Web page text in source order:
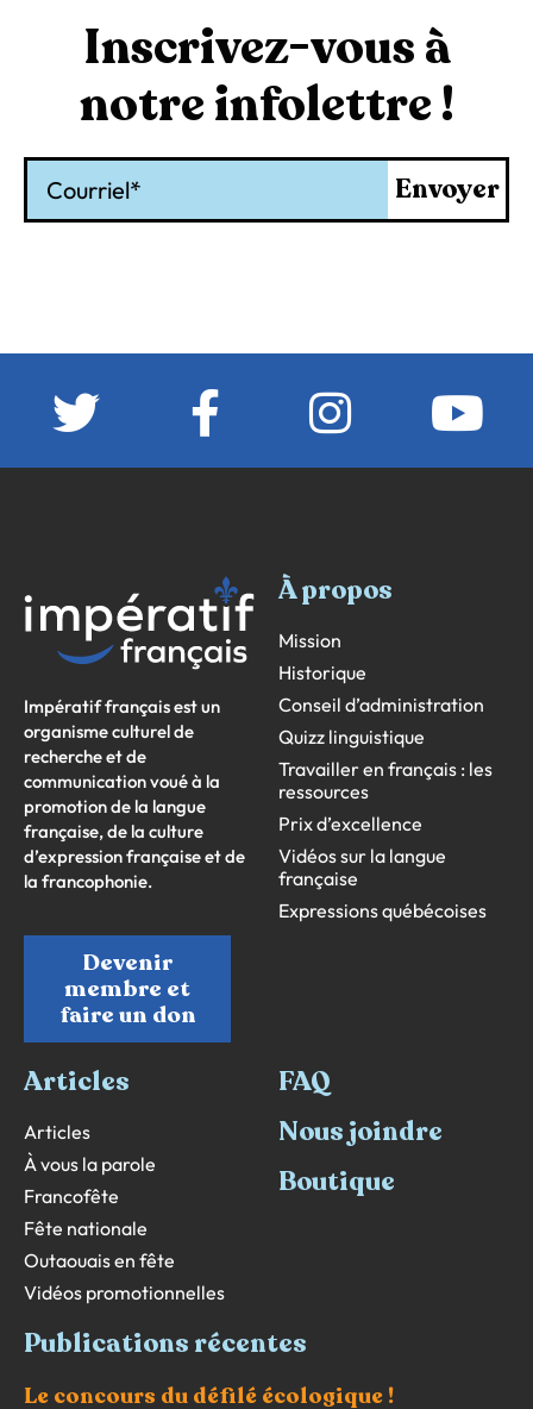
Inscrivez-vous à
notre infolettre !
Envoyer
Impératif français est un
organisme culturel de
recherche et de
communication voué à la
promotion de la langue
française, de la culture
d’expression française et de
la francophonie.
Devenir
membre et
faire un don
À propos
Mission
Historique
Conseil d’administration
Quizz linguistique
Travailler en français : les
ressources
Prix d’excellence
Vidéos sur la langue
française
Expressions québécoises
Articles
Articles
À vous la parole
Francofête
Fête nationale
Outaouais en fête
Vidéos promotionnelles
FAQ
Nous joindre
Boutique
Publications récentes
Le concours du défilé écologique !